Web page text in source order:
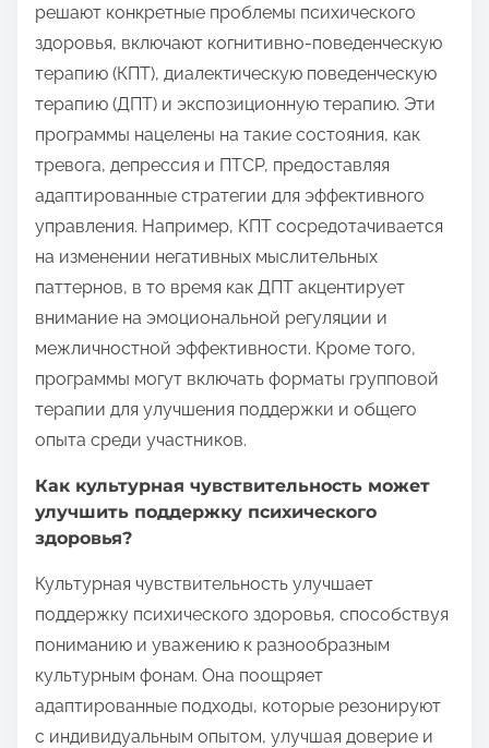
решают конкретные проблемы психического
здоровья, включают когнитивно-поведенческую
терапию (КПТ), диалектическую поведенческую
терапию (ДПТ) и экспозиционную терапию. Эти
программы нацелены на такие состояния, как
тревога, депрессия и ПТСР, предоставляя
адаптированные стратегии для эффективного
управления. Например, КПТ сосредотачивается
на изменении негативных мыслительных
паттернов, в то время как ДПТ акцентирует
внимание на эмоциональной регуляции и
межличностной эффективности. Кроме того,
программы могут включать форматы групповой
терапии для улучшения поддержки и общего
опыта среди участников.
Как культурная чувствительность может
улучшить поддержку психического
здоровья?
Культурная чувствительность улучшает
поддержку психического здоровья, способствуя
пониманию и уважению к разнообразным
культурным фонам. Она поощряет
адаптированные подходы, которые резонируют
с индивидуальным опытом, улучшая доверие и